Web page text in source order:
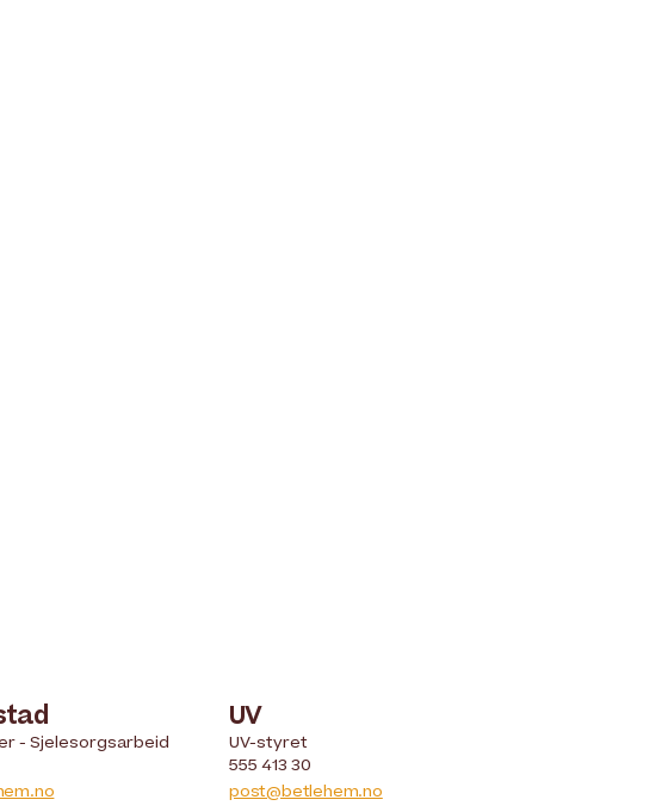
- Sjelesorgsarbeid
UV
UV-styret
555 413 30
post@betlehem.no